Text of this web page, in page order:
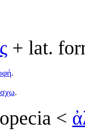
+ lat.
.
.
<